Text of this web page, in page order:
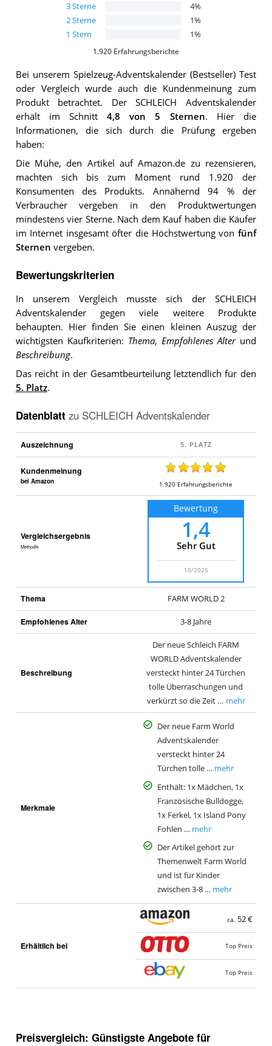
3Sterne 4%
2Sterne 1%
1 Stern 1%
1.920 Erfahrungsberichte
Bei unserem Spielzeug-Adventskalender (Bestseller)Test
oder Vergleich wurde auch die Kundenmeinung zum
Produkt betrachtet.
Der
SCHLEICH Adventskalender
erhält im Schnitt4,8 von 5 Sternen. Hier die
Informationen, die sich durch die Prüfung ergeben
haben:
Die Mühe, den Artikel auf Amazon.de zu rezensieren,
machten sich bis zum Moment rund 1.920 der
Konsumenten des Produkts. Annähernd 94 % der
Verbraucher vergeben in den Produktwertungen
mindestens vier Sterne. Nach dem Kauf haben die Käufer
im Internet insgesamt öfter die Höchstwertung von fünf
Sternen vergeben.
Bewertungskriterien
In unserem Vergleich musste sich der SCHLEICH
Adventskalender gegen viele weitere Produkte
behaupten. Hier finden Sie einen kleinen Auszug der
wichtigsten Kaufkriterien: Thema, Empfohlenes Alterund
Beschreibung.
Das reicht in der Gesamtbeurteilung letztendlich für den
5. Platz.
Datenblatt zu SCHLEICH Adventskalender
Auszeichnung
Kundenmeinung
bei Amazon 1.920 Erfahrungsberichte
Vergleichsergebnis
Methodik
Bewertung
1,4
Sehr Gut
10/2025
Thema FARM WORLD 2
Empfohlenes Alter 3-8 Jahre
Beschreibung
Der neue Schleich FARM
WORLD Adventskalender
versteckt hinter 24 Türchen
tolle Überraschungen und
verkürzt so die Zeit … mehr
Merkmale
Der neue Farm World
Adventskalender
versteckt hinter 24
Türchen tolle … mehr
Enthält: 1x Mädchen, 1x
Französische Bulldogge,
1x Ferkel, 1x Island Pony
Fohlen … mehr
Der Artikel gehört zur
Themenwelt Farm World
und ist für Kinder
zwischen 3-8 … mehr
Erhältlich bei
ca. 52 €
Top Preis
Top Preis
Preisvergleich: Günstigste Angebote für